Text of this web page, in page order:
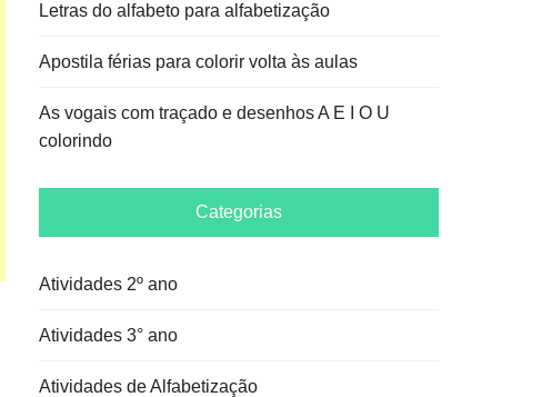
Letras do alfabeto para alfabetização
Apostila férias para colorir volta às aulas
As vogais com traçado e desenhos A E I O U
colorindo
Categorias
Atividades 2º ano
Atividades 3° ano
Atividades de Alfabetização